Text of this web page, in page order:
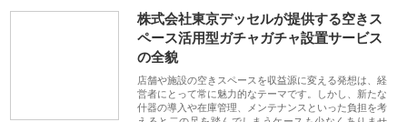
株式会社東京デッセルが提供する空きス
ペース活用型ガチャガチャ設置サービス
の全貌
店舗や施設の空きスペースを収益源に変える発想は、経
営者にとって常に魅力的なテーマです。しかし、新たな
什器の導入や在庫管理、メンテナンスといった負担を考